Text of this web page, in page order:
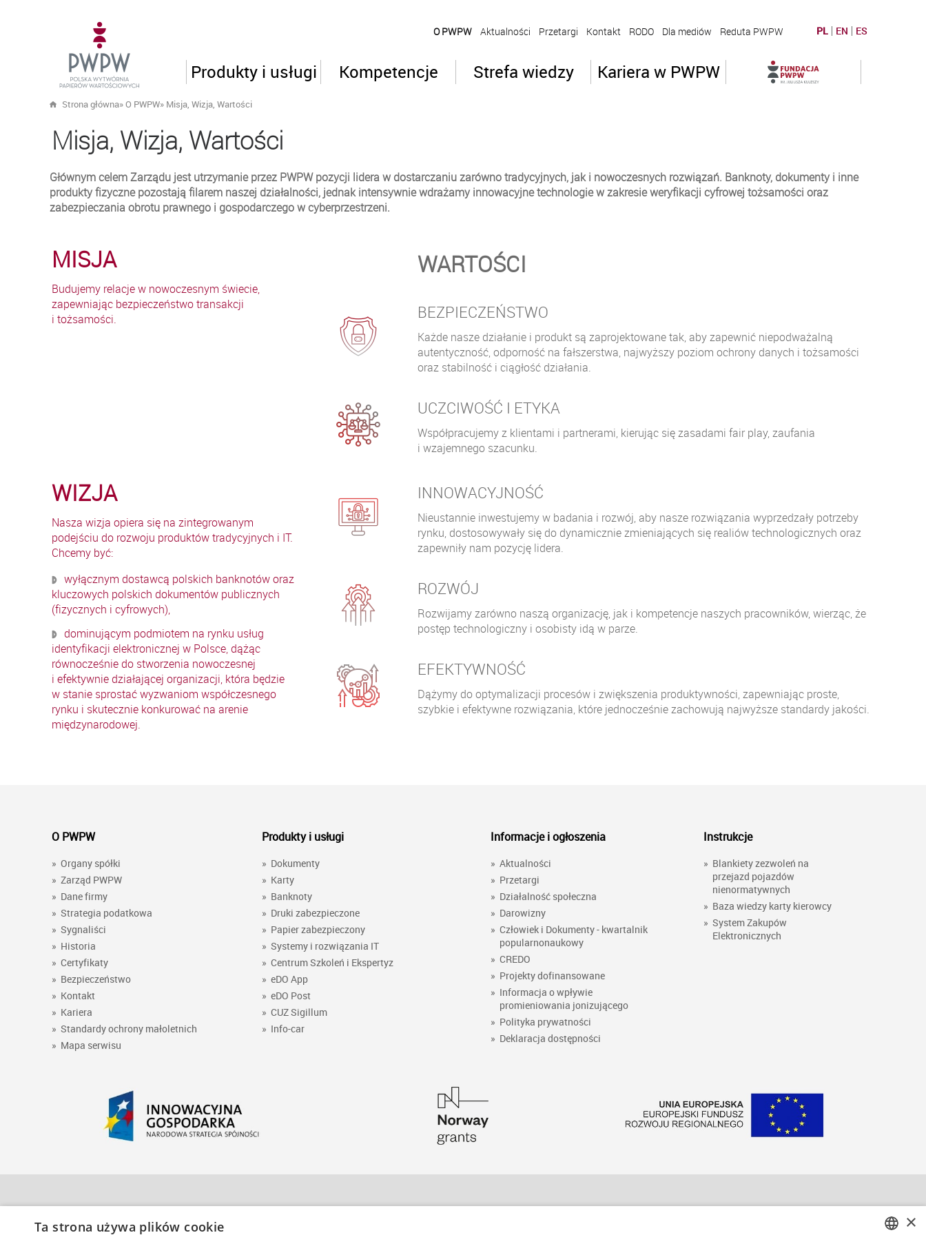
O PWPW Aktualności Przetargi Kontakt RODO Dla mediów Reduta PWPW PL EN ES
Produkty i usługi Kompetencje Strefa wiedzy Kariera w PWPW
Strona główna»O PWPW» Misja, Wizja, Wartości
Misja, Wizja, Wartości
Głównym celem Zarządu jest utrzymanie przez PWPW pozycji lidera w dostarczaniu zarówno tradycyjnych, jak i nowoczesnych rozwiązań. Banknoty, dokumenty i inne
produkty fizyczne pozostają filarem naszej działalności, jednak intensywnie wdrażamy innowacyjne technologie w zakresie weryfikacji cyfrowej tożsamości oraz
zabezpieczania obrotu prawnego i gospodarczego w cyberprzestrzeni.
MISJA
Budujemy relacje w nowoczesnym świecie,
zapewniając bezpieczeństwo transakcji
i tożsamości.
WARTOŚCI
BEZPIECZEŃSTWO
Każde nasze działanie i produkt są zaprojektowane tak, aby zapewnić niepodważalną
autentyczność, odporność na fałszerstwa, najwyższy poziom ochrony danych i tożsamości
oraz stabilność i ciągłość działania.
UCZCIWOŚĆ I ETYKA
Współpracujemy z klientami i partnerami, kierując się zasadami fair play, zaufania
i wzajemnego szacunku.
WIZJA
Nasza wizja opiera się na zintegrowanym
podejściu do rozwoju produktów tradycyjnych i IT.
Chcemy być:
wyłącznym dostawcą polskich banknotów oraz
kluczowych polskich dokumentów publicznych
(fizycznych i cyfrowych),
dominującym podmiotem na rynku usług
identyfikacji elektronicznej w Polsce, dążąc
równocześnie do stworzenia nowoczesnej
i efektywnie działającej organizacji, która będzie
w stanie sprostać wyzwaniom współczesnego
rynku i skutecznie konkurować na arenie
międzynarodowej.
INNOWACYJNOŚĆ
Nieustannie inwestujemy w badania i rozwój, aby nasze rozwiązania wyprzedzały potrzeby
rynku, dostosowywały się do dynamicznie zmieniających się realiów technologicznych oraz
zapewniły nam pozycję lidera.
ROZWÓJ
Rozwijamy zarówno naszą organizację, jak i kompetencje naszych pracowników, wierząc, że
postęp technologiczny i osobisty idą w parze.
EFEKTYWNOŚĆ
Dążymy do optymalizacji procesów i zwiększenia produktywności, zapewniając proste,
szybkie i efektywne rozwiązania, które jednocześnie zachowują najwyższe standardy jakości.
O PWPW
» Organy spółki
» Zarząd PWPW
» Dane firmy
» Strategia podatkowa
» Sygnaliści
» Historia
» Certyfikaty
» Bezpieczeństwo
» Kontakt
» Kariera
» Standardy ochrony małoletnich
» Mapa serwisu
Produkty i usługi
» Dokumenty
» Karty
» Banknoty
» Druki zabezpieczone
» Papier zabezpieczony
» Systemy i rozwiązania IT
» Centrum Szkoleń i Ekspertyz
» eDO App
» eDO Post
» CUZ Sigillum
» Info-car
Informacje i ogłoszenia
» Aktualności
» Przetargi
» Działalność społeczna
» Darowizny
» Człowiek i Dokumenty - kwartalnik
popularnonaukowy
» CREDO
» Projekty dofinansowane
» Informacja o wpływie
promieniowania jonizującego
» Polityka prywatności
» Deklaracja dostępności
Instrukcje
» Blankiety zezwoleń na
przejazd pojazdów
nienormatywnych
» Baza wiedzy karty kierowcy
» System Zakupów
Elektronicznych
Polska Wytwórnia Papierów Wartościowych S.A. ×
Ta strona używa plików cookie